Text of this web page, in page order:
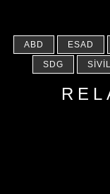
ABD ESAD
SDG